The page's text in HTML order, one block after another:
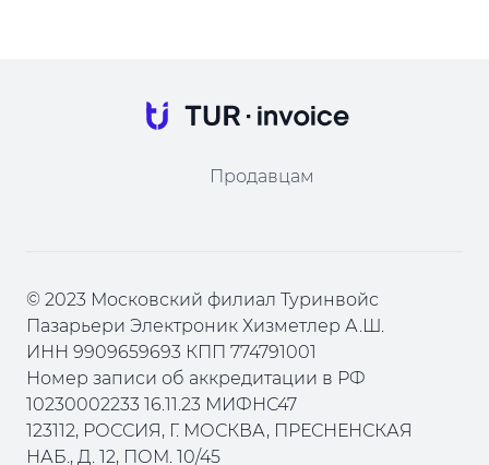
Продавцам
© 2023 Московский филиал Туринвойс
Пазарьери Электроник Хизметлер А.Ш.
ИНН 9909659693 КПП 774791001
Номер записи об аккредитации в РФ
10230002233 16.11.23 МИФНС47
123112, РОССИЯ, Г. МОСКВА, ПРЕСНЕНСКАЯ
НАБ., Д. 12, ПОМ. 10/45